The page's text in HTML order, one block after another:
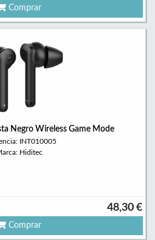
Comprar
Negro Wireless Game Mode
INT010005
Hiditec
48,30 €
Comprar